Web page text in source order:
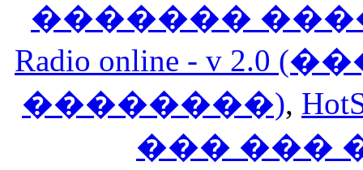
�������
Radio online - v
��������),
��� ���